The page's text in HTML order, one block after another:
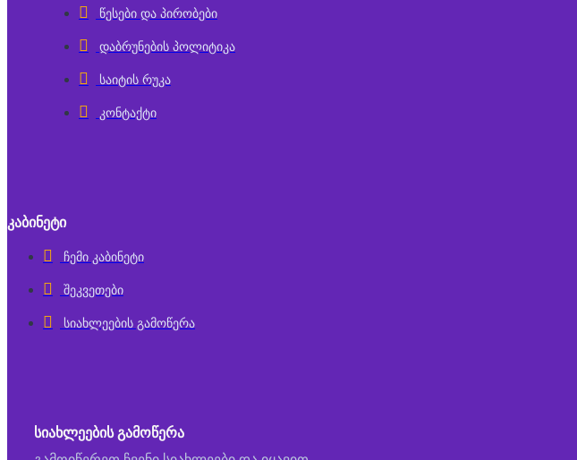
წესები და პირობები
დაბრუნების პოლიტიკა
საიტის რუკა
კონტაქტი
ᲙᲐᲑᲘᲜᲔᲢᲘ
ჩემი კაბინეტი
შეკვეთები
სიახლეების გამოწერა
ᲡᲘᲐᲮᲚᲔᲔᲑᲘᲡ ᲒᲐᲛᲝᲬᲔᲠᲐ